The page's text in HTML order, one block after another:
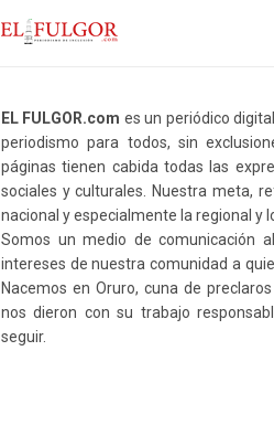
EL FULGOR.com es un periódico
periodismo para todos, sin
páginas tienen cabida todas las
sociales y culturales. Nuestra meta,
nacional y especialmente la regional y
Somos un medio de comunicación
intereses de nuestra comunidad a
Nacemos en Oruro, cuna de
nos dieron con su trabajo
seguir.